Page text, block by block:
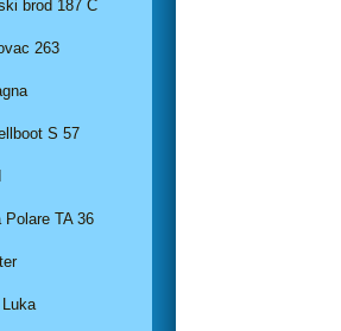
brod 187 C
263
S 57
Polare TA 36